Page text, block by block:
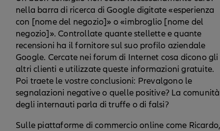
nella barra di ricerca di Google digitate «esperienza
con [nome del negozio]» o «imbroglio [nome del
negozio]». Controllate quante stellette e quante
recensioni ha il fornitore sul suo profilo aziendale
Google. Cercate nei forum di Internet cosa dicono gli
altri clienti e utilizzate queste informazioni gratuite.
Poi traete le vostre conclusioni: Prevalgono le
segnalazioni negative o quelle positive? La comunità
degli internauti parla di truffe o di falsi?
Sulle piattaforme di commercio online come